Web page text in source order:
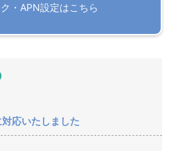
・APN設定はこちら
応いたしました